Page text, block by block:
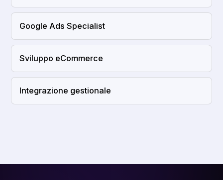
Google Ads Specialist
Sviluppo eCommerce
Integrazione gestionale